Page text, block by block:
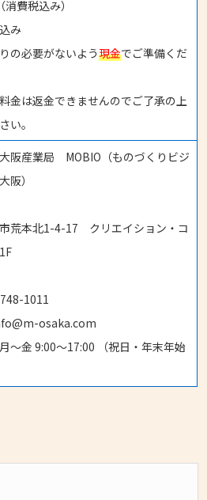
費税込み）
み
の必要がないよう現金でご準備くだ
金は返金できませんのでご了承の上
い。
阪産業局 MOBIO（ものづくりビジ
阪）
荒本北1-4-17 クリエイション・コ
1011
osaka.com
〜金 9:00〜17:00 （祝日・年末年始